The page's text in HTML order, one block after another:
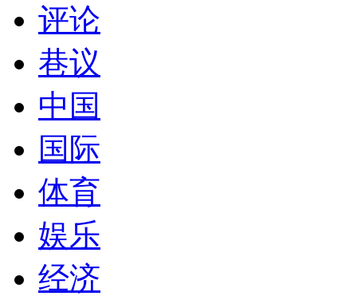
评论
巷议
中国
国际
体育
娱乐
经济